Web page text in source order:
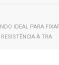
IDEAL PARA
À TRA